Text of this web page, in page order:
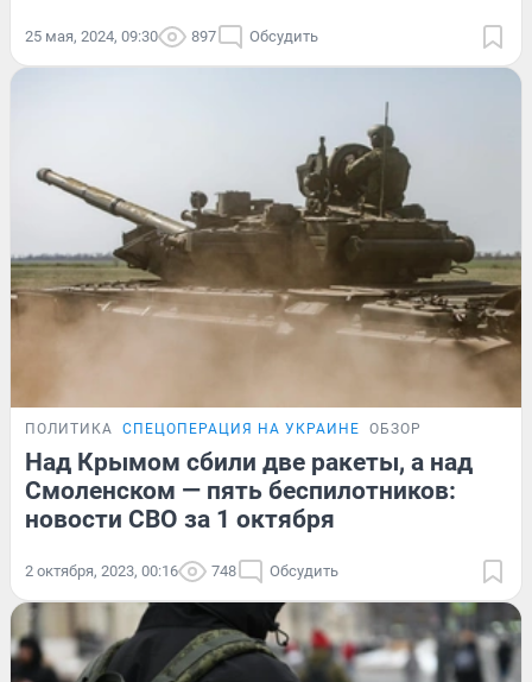
25 мая, 2024, 09:30 897 Обсудить
ПОЛИТИКА СПЕЦОПЕРАЦИЯ НА УКРАИНЕ ОБЗОР
Над Крымом сбили две ракеты, а над
Смоленском — пять беспилотников:
новости СВО за 1 октября
2 октября, 2023, 00:16 748 Обсудить